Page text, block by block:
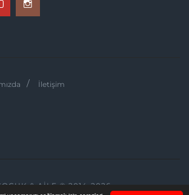
İletişim
& AILE © 2014-2026